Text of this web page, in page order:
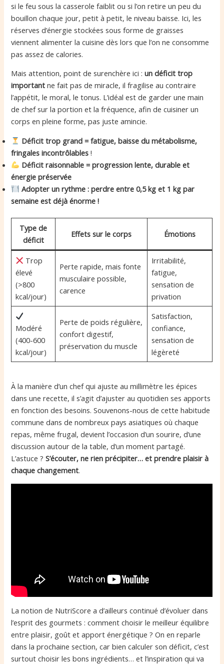
si le feu sous la casserole faiblit ou si l’on retire un peu du
bouillon chaque jour, petit à petit, le niveau baisse. Ici, les
réserves d’énergie stockées sous forme de graisses
viennent alimenter la cuisine dès lors que l’on ne consomme
pas assez de calories.
Mais attention, point de surenchère ici :un déficit trop
important ne fait pas de miracle, il fragilise au contraire
l’appétit, le moral, le tonus. L’idéal est de garder une main
de chef sur la portion et la fréquence, afin de cuisiner un
corps en pleine forme, pas juste amincie.
Déficit trop grand = fatigue, baisse du métabolisme,
fringales incontrôlables !
Déficit raisonnable = progression lente, durable et
énergie préservée
Adopter un rythme : perdre entre 0,5 kg et 1 kg par
semaine est déjà énorme !
Type de
déficit
Effets sur le corps Émotions
Trop
élevé
(>800
kcal/jour)
Perte rapide, mais fonte
musculaire possible,
carence
Irritabilité,
fatigue,
sensation de
privation
Modéré
(400-600
kcal/jour)
Perte de poids régulière,
confort digestif,
préservation du muscle
Satisfaction,
confiance,
sensation de
légèreté
À la manière d’un chef qui ajuste au millimètre les épices
dans une recette, il s’agit d’ajuster au quotidien ses apports
en fonction des besoins. Souvenons-nous de cette habitude
commune dans de nombreux pays asiatiques où chaque
repas, même frugal, devient l’occasion d’un sourire, d’une
discussion autour de la table, d’un moment partagé.
L’astuce ?S’écouter, ne rien précipiter… et prendre plaisir à
chaque changement.
La notion de NutriScore a d’ailleurs continué d’évoluer dans
l’esprit des gourmets : comment choisir le meilleur équilibre
entre plaisir, goût et apport énergétique ? On en reparle
dans la prochaine section, car bien calculer son déficit, c’est
surtout choisir les bons ingrédients… et l’inspiration qui va